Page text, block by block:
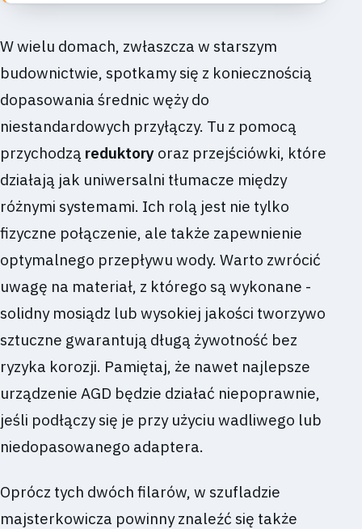
W wielu domach, zwłaszcza w starszym
budownictwie, spotkamy się z koniecznością
dopasowania średnic węży do
niestandardowych przyłączy. Tu z pomocą
przychodzą reduktory oraz przejściówki, które
działają jak uniwersalni tłumacze między
różnymi systemami. Ich rolą jest nie tylko
fizyczne połączenie, ale także zapewnienie
optymalnego przepływu wody. Warto zwrócić
uwagę na materiał, z którego są wykonane -
solidny mosiądz lub wysokiej jakości tworzywo
sztuczne gwarantują długą żywotność bez
ryzyka korozji. Pamiętaj, że nawet najlepsze
urządzenie AGD będzie działać niepoprawnie,
jeśli podłączy się je przy użyciu wadliwego lub
niedopasowanego adaptera.
Oprócz tych dwóch filarów, w szufladzie
majsterkowicza powinny znaleźć się także